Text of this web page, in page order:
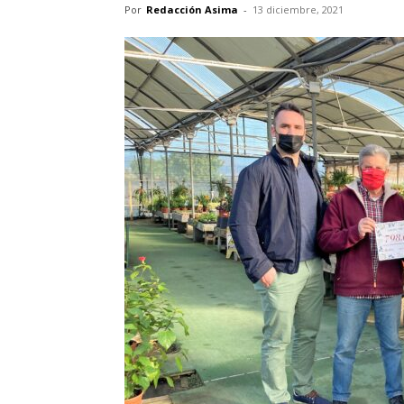
Por Redacción Asima - 13 diciembre, 2021